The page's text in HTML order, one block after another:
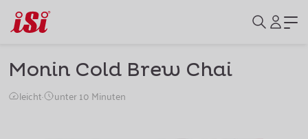
Monin Cold Brew Chai
leicht· unter 10 Minuten